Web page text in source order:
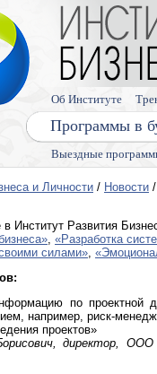
Выездные
Программы в
Об Институте
и Личности / Новости /
Институт Развития
, «Разработка
силами»,
по проектной
например, риск-
проектов»
директор,